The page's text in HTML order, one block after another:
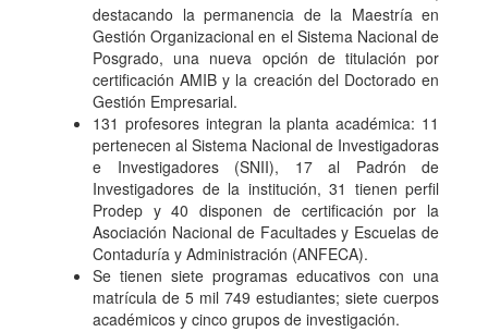
destacando la permanencia de la Maestría en
Gestión Organizacional en el Sistema Nacional de
Posgrado, una nueva opción de titulación por
certificación AMIB y la creación del Doctorado en
Gestión Empresarial.
131 profesores integran la planta académica: 11
pertenecen al Sistema Nacional de Investigadoras
e Investigadores (SNII), 17 al Padrón de
Investigadores de la institución, 31 tienen perfil
Prodep y 40 disponen de certificación por la
Asociación Nacional de Facultades y Escuelas de
Contaduría y Administración (ANFECA).
Se tienen siete programas educativos con una
matrícula de 5 mil 749 estudiantes; siete cuerpos
académicos y cinco grupos de investigación.